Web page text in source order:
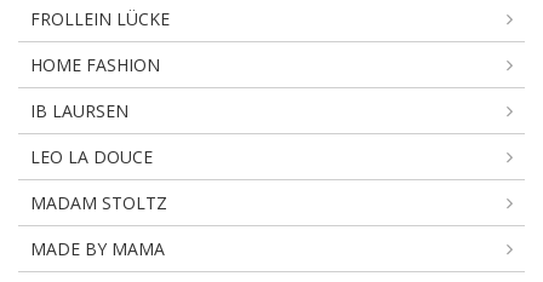
FROLLEIN LÜCKE
HOME FASHION
IB LAURSEN
LEO LA DOUCE
MADAM STOLTZ
MADE BY MAMA